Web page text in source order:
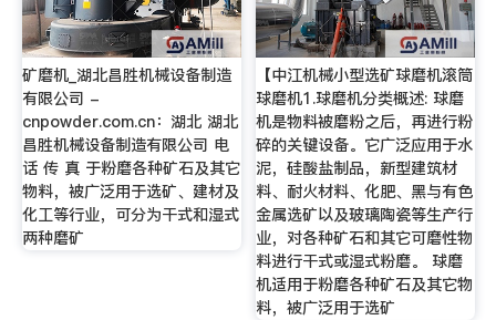
矿磨机_湖北昌胜机械设备制造
有限公司 -
cnpowder.com.cn：湖北 湖北
昌胜机械设备制造有限公司 电
话 传 真 于粉磨各种矿石及其它
物料，被广泛用于选矿、建材及
化工等行业，可分为干式和湿式
两种磨矿
【中江机械小型选矿球磨机滚筒
球磨机1.球磨机分类概述: 球磨
机是物料被磨粉之后，再进行粉
碎的关键设备。它广泛应用于水
泥，硅酸盐制品，新型建筑材
料、耐火材料、化肥、黑与有色
金属选矿以及玻璃陶瓷等生产行
业，对各种矿石和其它可磨性物
料进行干式或湿式粉磨。 球磨
机适用于粉磨各种矿石及其它物
料，被广泛用于选矿